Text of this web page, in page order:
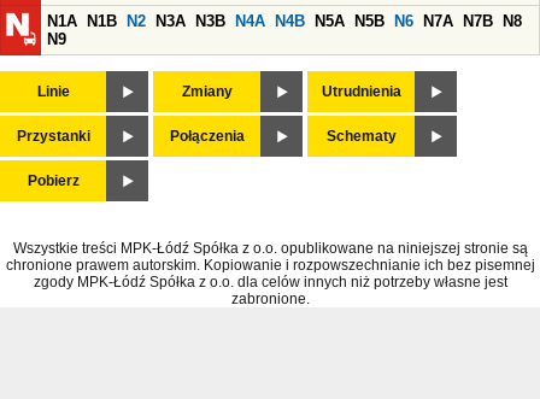
N1A
N1B N2 N3A N3B N4A N4B N5A N5B N6 N7A N7B
N8
N9
Linie Zmiany Utrudnienia
Przystanki Połączenia Schematy
Pobierz
Wszystkie treści MPK-Łódź Spółka z o.o. opublikowane na niniejszej stronie są
chronione prawem autorskim. Kopiowanie i rozpowszechnianie ich bez pisemnej
zgody MPK-Łódź Spółka z o.o. dla celów innych niż potrzeby własne jest
zabronione.